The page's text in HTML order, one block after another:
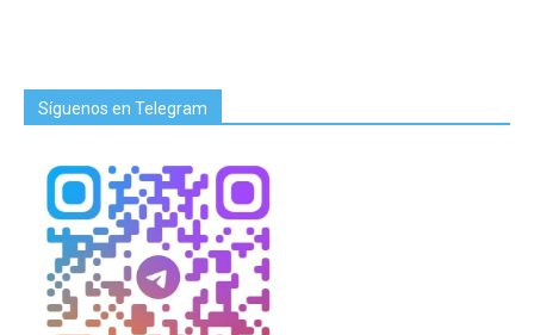
Síguenos en Telegram